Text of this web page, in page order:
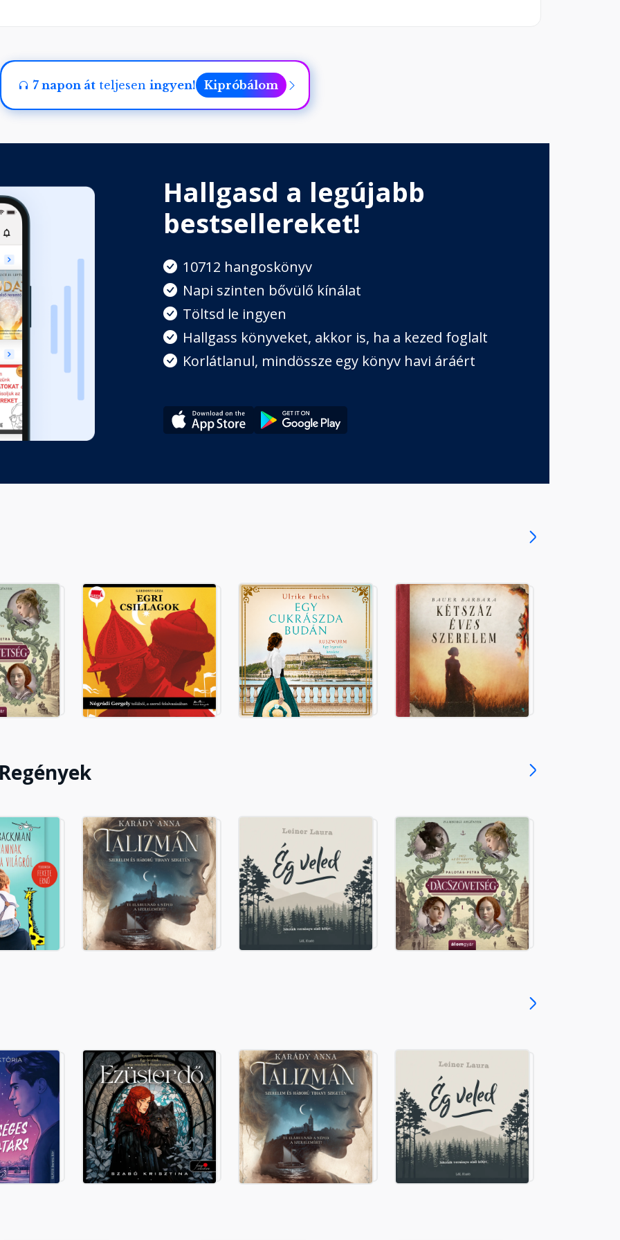
tündére
7 napon át teljesen ingyen! Kipróbálom
Hallgasd a legújabb
bestsellereket!
10712 hangoskönyv
Napi szinten bővülő kínálat
Töltsd le ingyen
Hallgass könyveket, akkor is, ha a kezed foglalt
Korlátlanul, mindössze egy könyv havi áráért